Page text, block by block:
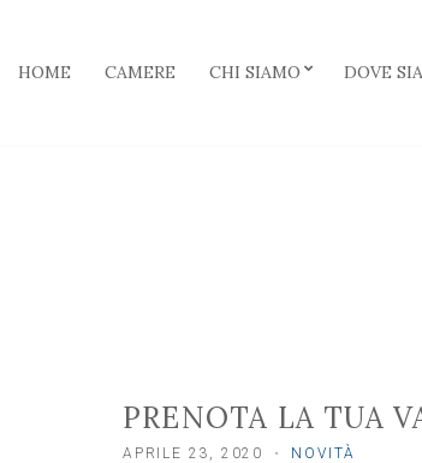
HOME CAMERE CHI SIAMO DOVE
PRENOTA LA TUA
APRILE 23, 2020 NOVITÀ